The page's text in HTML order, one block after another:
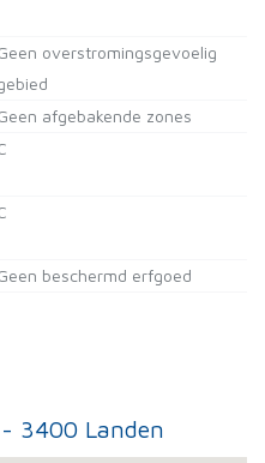
overstromingsgevoelig
afgebakende zones
beschermd erfgoed
3400 Landen